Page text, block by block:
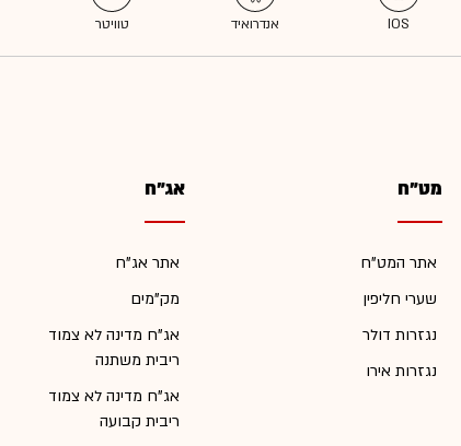
מט"ח
אתר המט"ח
שערי חליפין
נגזרות דולר
נגזרות אירו
אג"ח
אתר אג"ח
מק"מים
אג"ח מדינה לא צמוד
ריבית משתנה
אג"ח מדינה לא צמוד
ריבית קבועה